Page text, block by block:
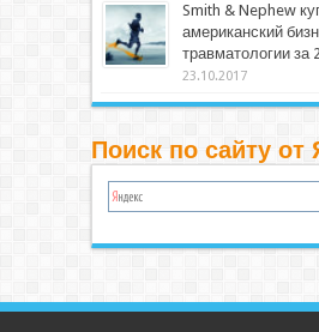
Smith & Nephew
американский
травматологии за
23.10.2017
Поиск по сайту от